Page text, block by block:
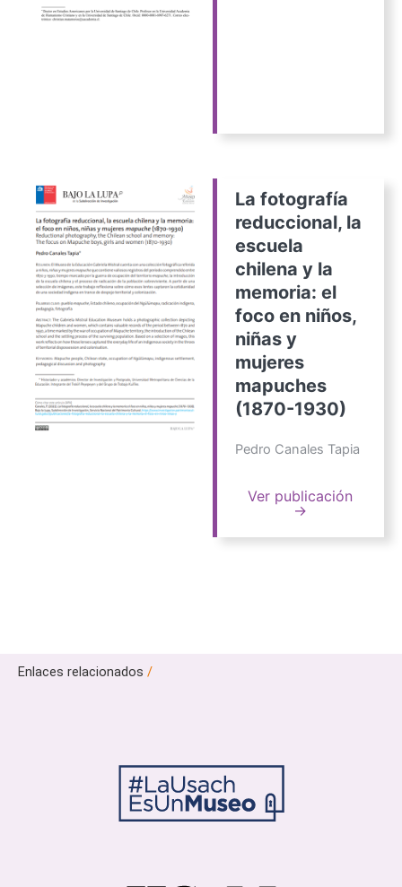
La fotografía
reduccional, la
escuela
chilena y la
memoria: el
foco en niños,
niñas y
mujeres
mapuches
(1870-1930)
Pedro Canales Tapia
Ver publicación
→
Enlaces relacionados /